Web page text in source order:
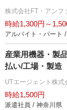
株式会社FT・アンフ
時給1,300円～
アルバイト・パート
産業用機器・製
払い/工場・製造
UTエージェント株
時給1,500円
派遣社員 / 神奈川県